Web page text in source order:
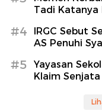
Tadi Katanya
#4
IRGC Sebut
AS Penuhi
#5
Yayasan
Klaim